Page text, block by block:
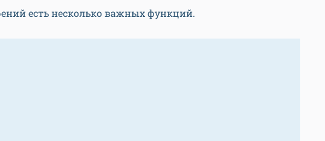
есть несколько важных функций.